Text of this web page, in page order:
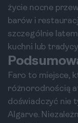
życie nocne
barów i
szczególnie
kuchni lub
Faro to miejsce,
różnorodnością
doświadczyć nie
Algarve.